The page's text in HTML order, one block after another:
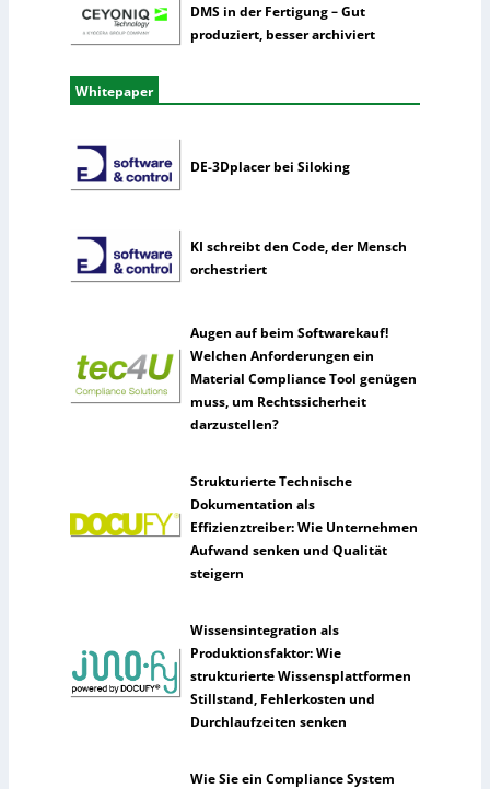
DMS in der Fertigung – Gut
produziert, besser archiviert
Whitepaper
DE-3Dplacer bei Siloking
KI schreibt den Code, der Mensch
orchestriert
Augen auf beim Softwarekauf!
Welchen Anforderungen ein
Material Compliance Tool genügen
muss, um Rechtssicherheit
darzustellen?
Strukturierte Technische
Dokumentation als
Effizienztreiber: Wie Unternehmen
Aufwand senken und Qualität
steigern
Wissensintegration als
Produktionsfaktor: Wie
strukturierte Wissensplattformen
Stillstand, Fehlerkosten und
Durchlaufzeiten senken
Wie Sie ein Compliance System